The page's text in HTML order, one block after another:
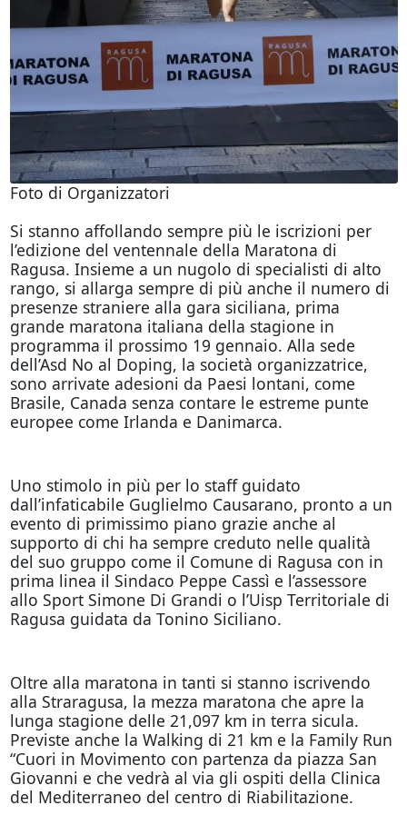
Foto di Organizzatori
Si stanno affollando sempre più le iscrizioni per
l’edizione del ventennale della Maratona di
Ragusa. Insieme a un nugolo di specialisti di alto
rango, si allarga sempre di più anche il numero di
presenze straniere alla gara siciliana, prima
grande maratona italiana della stagione in
programma il prossimo 19 gennaio. Alla sede
dell’Asd No al Doping, la società organizzatrice,
sono arrivate adesioni da Paesi lontani, come
Brasile, Canada senza contare le estreme punte
europee come Irlanda e Danimarca.
Uno stimolo in più per lo staff guidato
dall’infaticabile Guglielmo Causarano, pronto a un
evento di primissimo piano grazie anche al
supporto di chi ha sempre creduto nelle qualità
del suo gruppo come il Comune di Ragusa con in
prima linea il Sindaco Peppe Cassì e l’assessore
allo Sport Simone Di Grandi o l’Uisp Territoriale di
Ragusa guidata da Tonino Siciliano.
Oltre alla maratona in tanti si stanno iscrivendo
alla Straragusa, la mezza maratona che apre la
lunga stagione delle 21,097 km in terra sicula.
Previste anche la Walking di 21 km e la Family Run
“Cuori in Movimento con partenza da piazza San
Giovanni e che vedrà al via gli ospiti della Clinica
del Mediterraneo del centro di Riabilitazione.